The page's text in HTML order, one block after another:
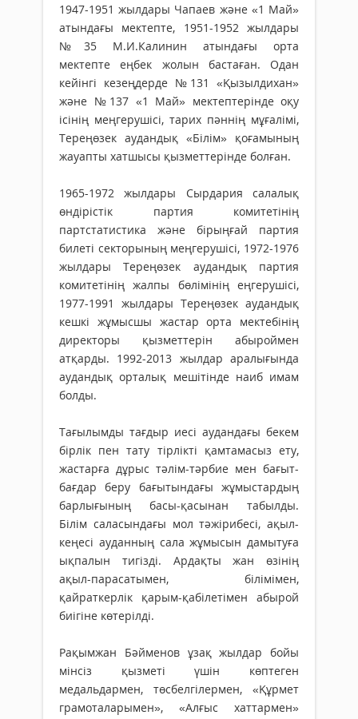
1947-1951 жылдары Чапаев және «1 Май»
атындағы мектепте, 1951-1952 жылдары
№35 М.И.Калинин атындағы орта
мектепте еңбек жолын бастаған. Одан
кейінгі кезеңдерде №131 «Қызылдихан»
және №137 «1 Май» мектептерінде оқу
ісінің меңгерушісі, тарих пәннің мұғалімі,
Тереңөзек аудандық «Білім» қоғамының
жауапты хатшысы қызметтерінде болған.
1965-1972 жылдары Сырдария салалық
өндірістік партия комитетінің
партстатистика және бірыңғай партия
билеті секторының меңгерушісі, 1972-1976
жылдары Тереңөзек аудандық партия
комитетінің жалпы бөлімінің еңгерушісі,
1977-1991 жылдары Тереңөзек аудандық
кешкі жұмысшы жастар орта мектебінің
директоры қызметтерін абыроймен
атқарды. 1992-2013 жылдар аралығында
аудандық орталық мешітінде наиб имам
болды.
Тағылымды тағдыр иесі аудандағы бекем
бірлік пен тату тірлікті қамтамасыз ету,
жастарға дұрыс тәлім-тәрбие мен бағыт-
бағдар беру бағытындағы жұмыстардың
барлығының басы-қасынан табылды.
Білім саласындағы мол тәжірибесі, ақыл-
кеңесі ауданның сала жұмысын дамытуға
ықпалын тигізді. Ардақты жан өзінің
ақыл-парасатымен, білімімен,
қайраткерлік қарым-қабілетімен абырой
биігіне көтерілді.
Рақымжан Бәйменов ұзақ жылдар бойы
мінсіз қызметі үшін көптеген
медальдармен, төсбелгілермен, «Құрмет
грамоталарымен», «Алғыс хаттармен»